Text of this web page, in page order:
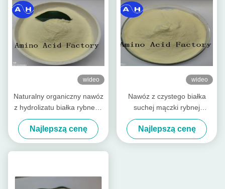
wideo
Naturalny organiczny nawóz
z hydrolizatu białka rybnego
w proszku
Najlepszą cenę
wideo
Nawóz z czystego białka
suchej mączki rybnej
ekstrahowany z hydrolizatu
ryb dorsza
Najlepszą cenę